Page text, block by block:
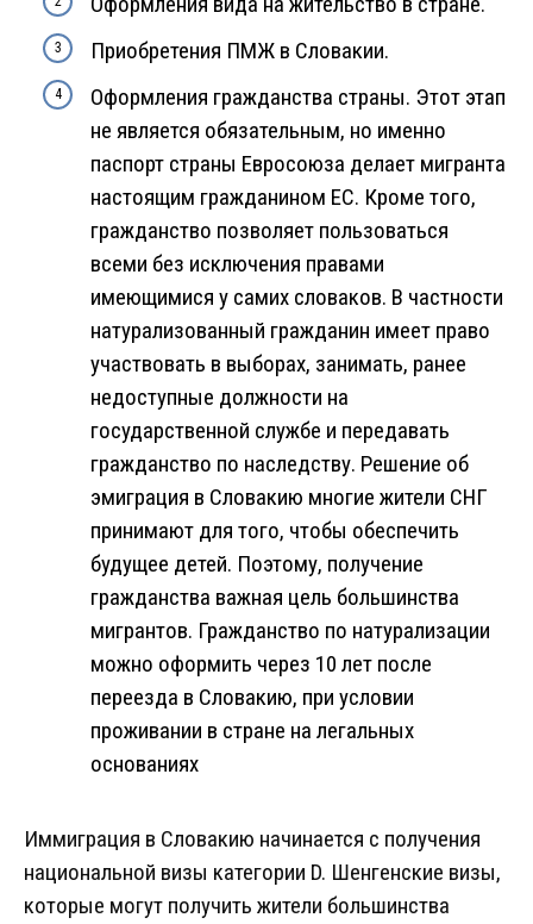
Приобретения ПМЖ в Словакии.
Оформления гражданства страны. Этот этап
не является обязательным, но именно
паспорт страны Евросоюза делает мигранта
настоящим гражданином ЕС. Кроме того,
гражданство позволяет пользоваться
всеми без исключения правами
имеющимися у самих словаков. В частности
натурализованный гражданин имеет право
участвовать в выборах, занимать, ранее
недоступные должности на
государственной службе и передавать
гражданство по наследству. Решение об
эмиграция в Словакию многие жители СНГ
принимают для того, чтобы обеспечить
будущее детей. Поэтому, получение
гражданства важная цель большинства
мигрантов. Гражданство по натурализации
можно оформить через 10 лет после
переезда в Словакию, при условии
проживании в стране на легальных
основаниях
Иммиграция в Словакию начинается с получения
национальной визы категории D. Шенгенские визы,
которые могут получить жители большинства